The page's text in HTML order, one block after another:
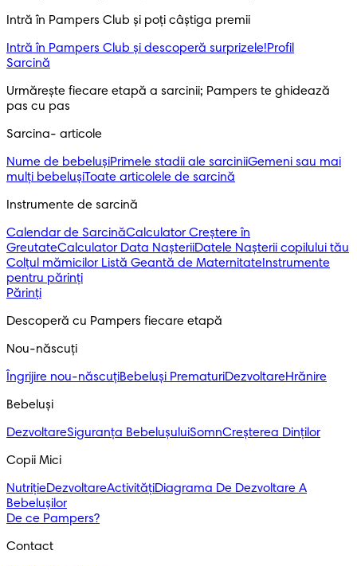
Intră în Pampers Club și poți câștiga premii
Intră în Pampers Club și descoperă surprizele!​Profil
Sarcină
Urmărește fiecare etapă a sarcinii; Pampers te ghidează
pas cu pas
Sarcina- articole
Nume de bebelușiPrimele stadii ale sarciniiGemeni sau mai
mulți bebelușiToate articolele de sarcină
Instrumente de sarcină
Calendar de SarcinăCalculator Creștere în
GreutateCalculator Data NașteriiDatele Nașterii copilului tău
Colțul mămicilor Listă Geantă de Maternitate Instrumente
pentru părinți
Părinți
Descoperă cu Pampers fiecare etapă
Nou-născuți
Îngrijire nou-născuțiBebeluși PrematuriDezvoltareHrănire
Bebeluși
DezvoltareSiguranța BebelușuluiSomnCreșterea Dinților
Copii Mici
NutrițieDezvoltareActivitățiDiagrama De Dezvoltare A
Bebelușilor
De ce Pampers?
Contact